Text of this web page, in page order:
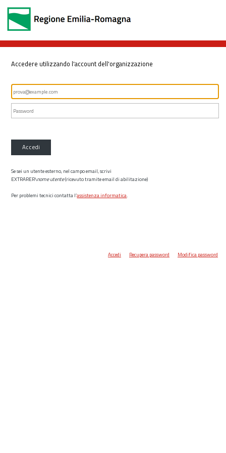
Accedere utilizzando l'account dell'organizzazione
Accedi
Se sei un utente esterno, nel campo email, scrivi
EXTRARER\nome utente(ricevuto tramite email di abilitazione)
Per problemi tecnici contatta l’assistenza informatica.
Accedi Recupera password Modifica password